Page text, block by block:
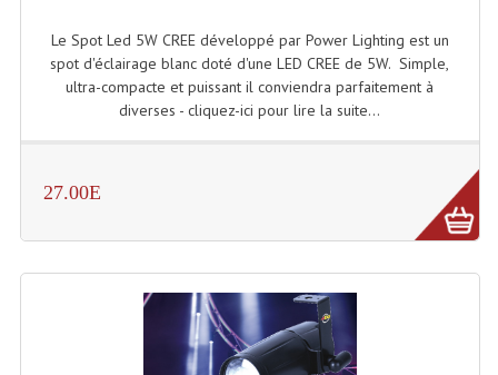
Enregistreur Numérique
Platines Dvd Pour Dj
Microphones Filaires
Micro Sans Fil HF VHF 200MHZ
Micro Sans Fil HF UHF 800MHZ
Le Spot Led 5W CREE développé par Power Lighting est un
spot d'éclairage blanc doté d'une LED CREE de 5W. Simple,
ultra-compacte et puissant il conviendra parfaitement à
diverses - cliquez-ici pour lire la suite...
27.00E